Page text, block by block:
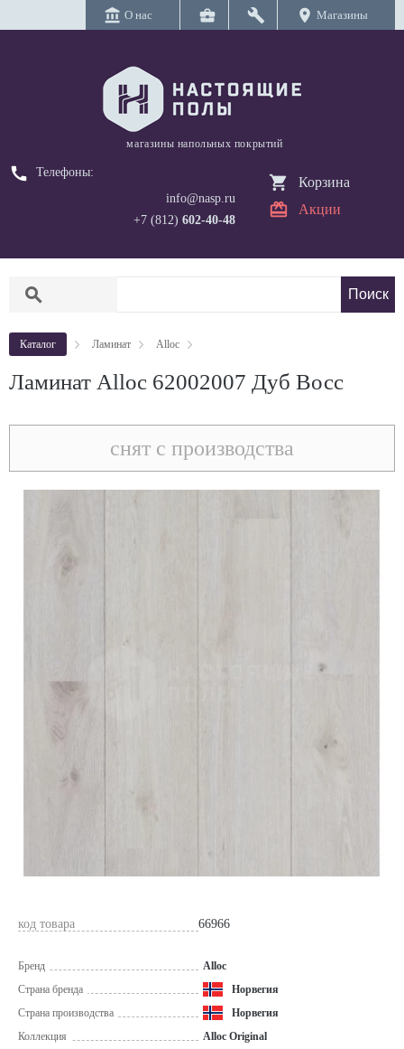
account_balance О нас business_center build location_on Магазины
магазины напольных покрытий
call
Телефоны:
info@nasp.ru
+7 (812) 602-40-48
Корзина
Акции
search
Каталог Ламинат Alloc
Ламинат Alloc 62002007 Дуб Восс
снят с производства
код товара 66966
Бренд
Alloc
Страна бренда
Норвегия
Страна производства
Норвегия
Коллекция
Alloc Original